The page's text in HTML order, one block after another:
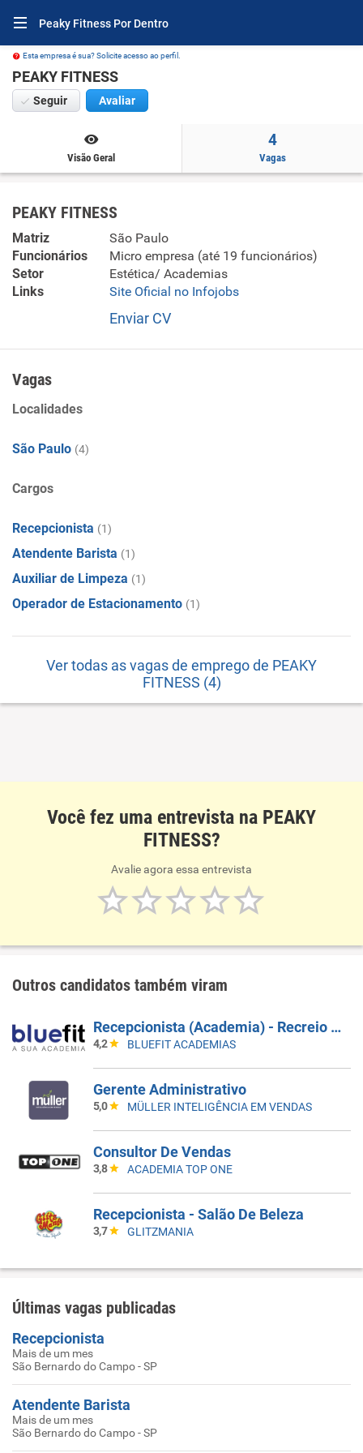
Peaky Fitness Por Dentro
Esta empresa é sua? Solicite acesso ao perfil.
PEAKY FITNESS
Seguir Avaliar
Visão Geral
4
Vagas
PEAKY FITNESS
Matriz
São Paulo
Funcionários
Micro empresa (até 19 funcionários)
Setor
Estética/ Academias
Links
Site Oficial no Infojobs
Enviar CV
empresa no ramo de atividades físicas
Vagas
Localidades
São Paulo (4)
Cargos
Recepcionista (1)
Atendente Barista (1)
Auxiliar de Limpeza (1)
Operador de Estacionamento (1)
Ver todas as vagas de emprego de PEAKY
FITNESS (4)
Você fez uma entrevista na PEAKY
FITNESS?
Avalie agora essa entrevista
Outros candidatos também viram
Recepcionista (Academia) - Recreio 2 - Barra Da Tijuca/RJ - (Inauguração) - Horário: 15H30 Ás 00H00
4,2 BLUEFIT ACADEMIAS
Gerente Administrativo
5,0 MÜLLER INTELIGÊNCIA EM VENDAS
Consultor De Vendas
3,8 ACADEMIA TOP ONE
Recepcionista - Salão De Beleza
3,7 GLITZMANIA
Últimas vagas publicadas
Recepcionista
Mais de um mes
São Bernardo do Campo - SP
Atendente Barista
Mais de um mes
São Bernardo do Campo - SP